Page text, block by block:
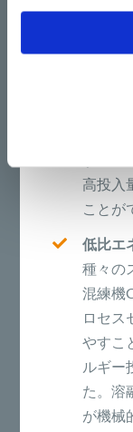
ブッス
供給
量に
より
高投入
ことが
低比エ
種々の
混練機
ロセス
やすこ
ルギー
た。溶
が機械